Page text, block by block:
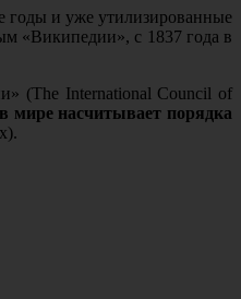
годы и уже утилизированные
«Википедии», с 1837 года в
(The International Council of
мире насчитывает порядка